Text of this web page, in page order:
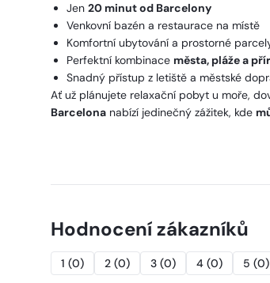
Jen 20 minut od Barcelony
Venkovní bazén a restaurace na místě
Komfortní ubytování a prostorné
Perfektní kombinace města, pláže a
Snadný přístup z letiště a městské
Ať už plánujete relaxační pobyt u moře,
Barcelona nabízí jedinečný zážitek, kde
Hodnocení zákazníků
1 (0) 2 (0) 3 (0) 4 (0) 5 (0)